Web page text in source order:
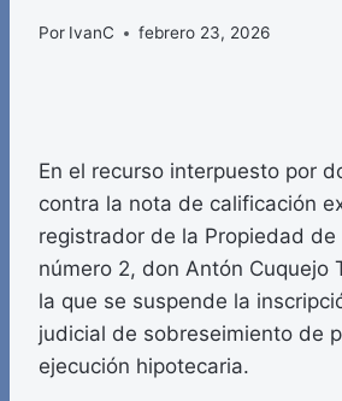
Por IvanC febrero 23, 2026
En el recurso interpuesto por
contra la nota de calificación
registrador de la Propiedad de
número 2, don Antón Cuquejo
la que se suspende la
judicial de sobreseimiento de
ejecución hipotecaria.